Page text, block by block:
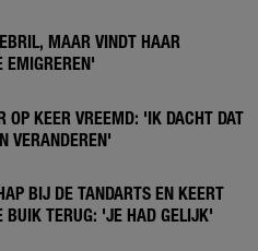
MAAR VINDT HAAR
EMIGREREN'
OP KEER VREEMD: 'IK DACHT DAT
VERANDEREN'
BIJ DE TANDARTS EN KEERT
BUIK TERUG: 'JE HAD GELIJK'